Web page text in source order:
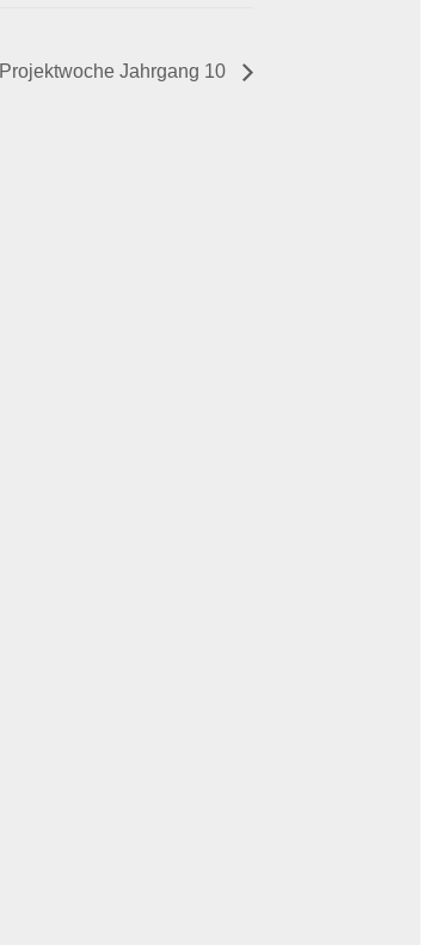
Projektwoche Jahrgang 10